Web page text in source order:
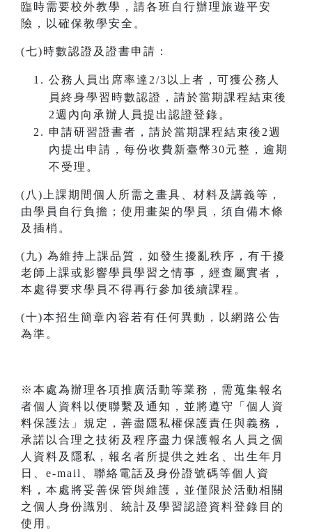
臨時需要校外教學，請各班自行辦理旅遊平安
險，以確保教學安全。
(七)時數認證及證書申請：
公務人員出席率達2/3以上者，可獲公務人
員終身學習時數認證，請於當期課程結束後
2週內向承辦人員提出認證登錄。
申請研習證書者，請於當期課程結束後2週
內提出申請，每份收費新臺幣30元整，逾期
不受理。
(八)上課期間個人所需之畫具、材料及講義等，
由學員自行負擔；使用畫架的學員，須自備木條
及插梢。
(九) 為維持上課品質，如發生擾亂秩序，有干擾
老師上課或影響學員學習之情事，經查屬實者，
本處得要求學員不得再行參加後續課程。
(十)本招生簡章內容若有任何異動，以網路公告
為準。
※本處為辦理各項推廣活動等業務，需蒐集報名
者個人資料以便聯繫及通知，並將遵守「個人資
料保護法」規定，善盡隱私權保護責任與義務，
承諾以合理之技術及程序盡力保護報名人員之個
人資料及隱私，報名者所提供之姓名、出生年月
日、e-mail、聯絡電話及身份證號碼等個人資
料，本處將妥善保管與維護，並僅限於活動相關
之個人身份識別、統計及學習認證資料登錄目的
使用。